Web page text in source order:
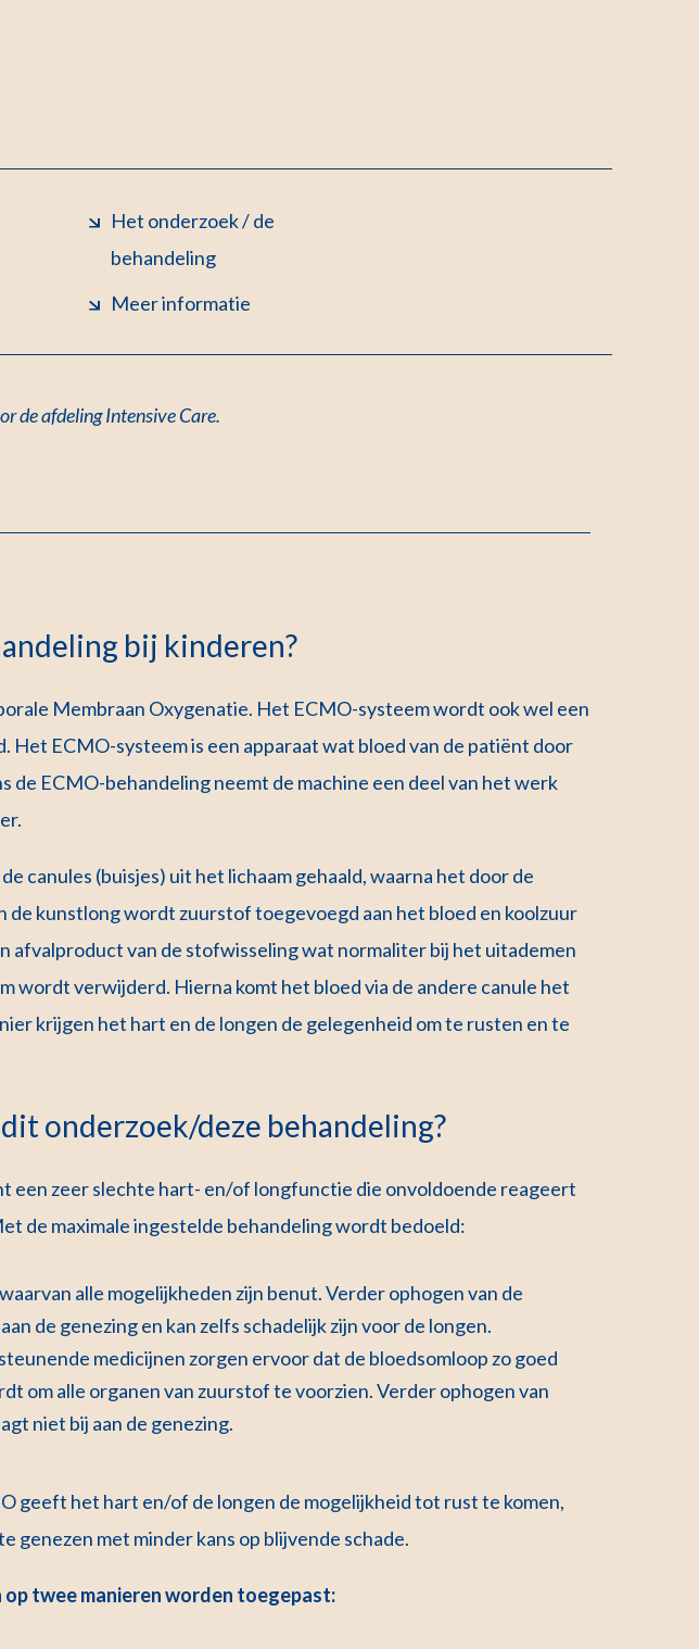
Het onderzoek / de
behandeling
Meer informatie
de afdeling Intensive Care.
bij kinderen?
Membraan Oxygenatie. Het ECMO-systeem wordt ook wel een
Het ECMO-systeem is een apparaat wat bloed van de patiënt door
de ECMO-behandeling neemt de machine een deel van het werk
canules (buisjes) uit het lichaam gehaald, waarna het door de
de kunstlong wordt zuurstof toegevoegd aan het bloed en koolzuur
afvalproduct van de stofwisseling wat normaliter bij het uitademen
wordt verwijderd. Hierna komt het bloed via de andere canule het
krijgen het hart en de longen de gelegenheid om te rusten en te
onderzoek/deze behandeling?
een zeer slechte hart- en/of longfunctie die onvoldoende reageert
de maximale ingestelde behandeling wordt bedoeld:
alle mogelijkheden zijn benut. Verder ophogen van de
de genezing en kan zelfs schadelijk zijn voor de longen.
medicijnen zorgen ervoor dat de bloedsomloop zo goed
om alle organen van zuurstof te voorzien. Verder ophogen van
niet bij aan de genezing.
geeft het hart en/of de longen de mogelijkheid tot rust te komen,
genezen met minder kans op blijvende schade.
op twee manieren worden toegepast: